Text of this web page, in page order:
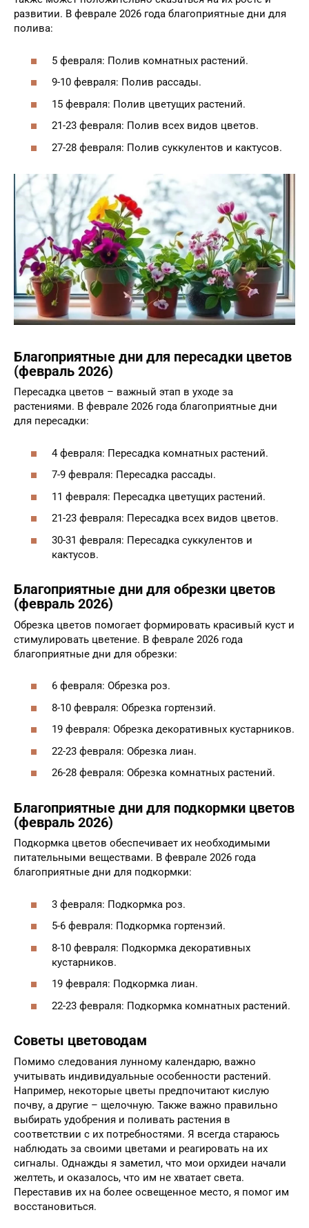
развитии. В феврале 2026 года благоприятные дни для
полива:
5 февраля: Полив комнатных растений.
9-10 февраля: Полив рассады.
15 февраля: Полив цветущих растений.
21-23 февраля: Полив всех видов цветов.
27-28 февраля: Полив суккулентов и кактусов.
Благоприятные дни для пересадки цветов
(февраль 2026)
Пересадка цветов – важный этап в уходе за
растениями. В феврале 2026 года благоприятные дни
для пересадки:
4 февраля: Пересадка комнатных растений.
7-9 февраля: Пересадка рассады.
11 февраля: Пересадка цветущих растений.
21-23 февраля: Пересадка всех видов цветов.
30-31 февраля: Пересадка суккулентов и
кактусов.
Благоприятные дни для обрезки цветов
(февраль 2026)
Обрезка цветов помогает формировать красивый куст и
стимулировать цветение. В феврале 2026 года
благоприятные дни для обрезки:
6 февраля: Обрезка роз.
8-10 февраля: Обрезка гортензий.
19 февраля: Обрезка декоративных кустарников.
22-23 февраля: Обрезка лиан.
26-28 февраля: Обрезка комнатных растений.
Благоприятные дни для подкормки цветов
(февраль 2026)
Подкормка цветов обеспечивает их необходимыми
питательными веществами. В феврале 2026 года
благоприятные дни для подкормки:
3 февраля: Подкормка роз.
5-6 февраля: Подкормка гортензий.
8-10 февраля: Подкормка декоративных
кустарников.
19 февраля: Подкормка лиан.
22-23 февраля: Подкормка комнатных растений.
Советы цветоводам
Помимо следования лунному календарю, важно
учитывать индивидуальные особенности растений.
Например, некоторые цветы предпочитают кислую
почву, а другие – щелочную. Также важно правильно
выбирать удобрения и поливать растения в
соответствии с их потребностями. Я всегда стараюсь
наблюдать за своими цветами и реагировать на их
сигналы. Однажды я заметил, что мои орхидеи начали
желтеть, и оказалось, что им не хватает света.
Переставив их на более освещенное место, я помог им
восстановиться.